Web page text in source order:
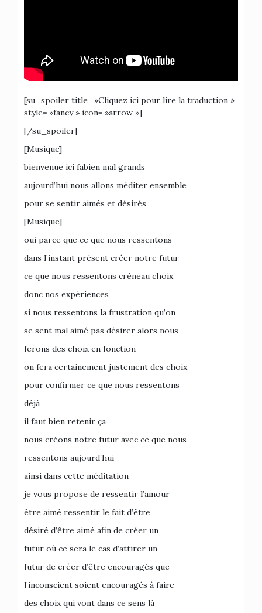
[su_spoiler title= »Cliquez ici pour lire la traduction »
style= »fancy » icon= »arrow »]
[/su_spoiler]
[Musique]
bienvenue ici fabien mal grands
aujourd’hui nous allons méditer ensemble
pour se sentir aimés et désirés
[Musique]
oui parce que ce que nous ressentons
dans l’instant présent créer notre futur
ce que nous ressentons créneau choix
donc nos expériences
si nous ressentons la frustration qu’on
se sent mal aimé pas désirer alors nous
ferons des choix en fonction
on fera certainement justement des choix
pour confirmer ce que nous ressentons
déjà
il faut bien retenir ça
nous créons notre futur avec ce que nous
ressentons aujourd’hui
ainsi dans cette méditation
je vous propose de ressentir l’amour
être aimé ressentir le fait d’être
désiré d’être aimé afin de créer un
futur où ce sera le cas d’attirer un
futur de créer d’être encouragés que
l’inconscient soient encouragés à faire
des choix qui vont dans ce sens là